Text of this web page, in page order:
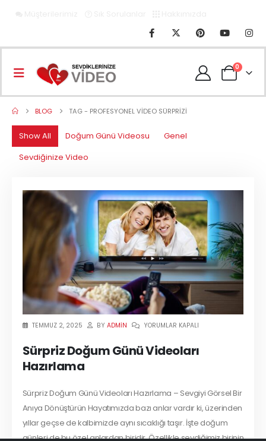
0
BLOG TAG - PROFESYONEL VIDEO SÜRPRIZI
Show All Doğum Günü Videosu
Genel
Sevdiğinize Video
TEMMUZ 2, 2025 BY ADMIN YORUMLAR KAPALI
Sürpriz Doğum Günü Videoları
Hazırlama
Sürpriz Doğum Günü Videoları Hazırlama – Sevgiyi Görsel Bir
Anıya Dönüştürün Hayatımızda bazı anlar vardır ki, üzerinden
yıllar geçse de kalbimizde aynı sıcaklığı taşır. İşte doğum
günleri de bu özel anlardan biridir. Özellikle sevdiğimiz birinin